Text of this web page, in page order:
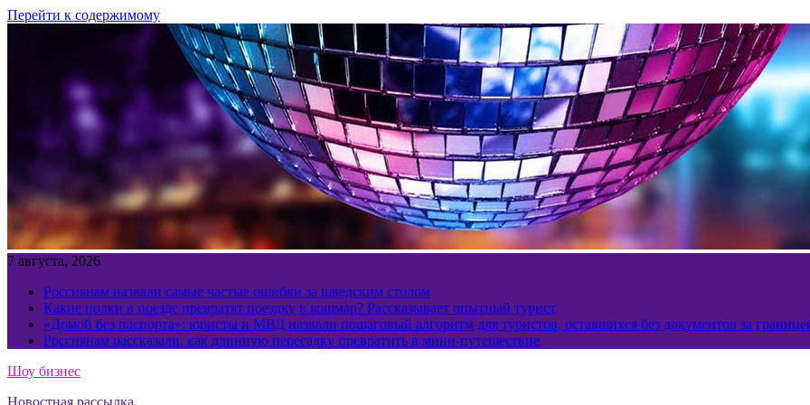
Перейти к содержимому
7 августа, 2026
Россиянам назвали самые частые ошибки за шведским столом
Какие полки в поезде превратят поездку в кошмар? Рассказывает опытный турист
«Домой без паспорта»: юристы и МВД назвали пошаговый алгоритм для туристов, оставшихся без документов за
Россиянам рассказали, как длинную пересадку превратить в мини-путешествие
Шоу бизнес
Новостная рассылка